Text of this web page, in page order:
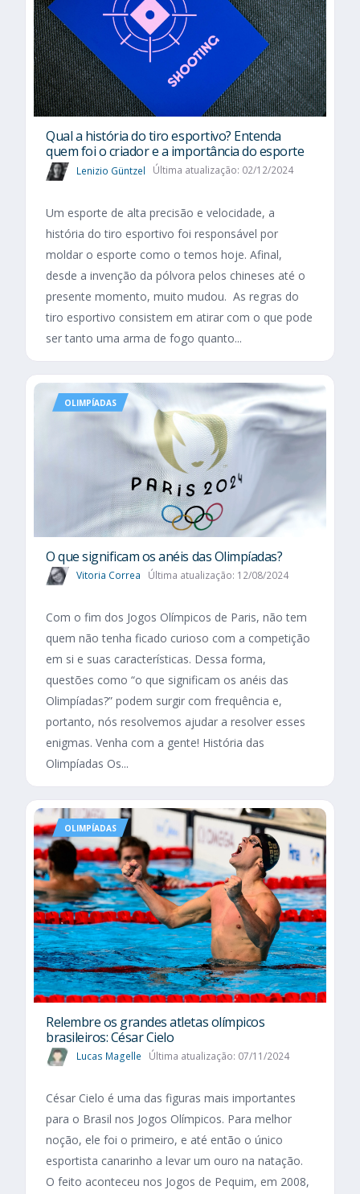
Qual a história do tiro esportivo? Entenda
quem foi o criador e a importância do esporte
Lenizio Güntzel Última atualização: 02/12/2024
Um esporte de alta precisão e velocidade, a
história do tiro esportivo foi responsável por
moldar o esporte como o temos hoje. Afinal,
desde a invenção da pólvora pelos chineses até o
presente momento, muito mudou. As regras do
tiro esportivo consistem em atirar com o que pode
ser tanto uma arma de fogo quanto...
OLIMPÍADAS
O que significam os anéis das Olimpíadas?
Vitoria Correa Última atualização: 12/08/2024
Com o fim dos Jogos Olímpicos de Paris, não tem
quem não tenha ficado curioso com a competição
em si e suas características. Dessa forma,
questões como “o que significam os anéis das
Olimpíadas?” podem surgir com frequência e,
portanto, nós resolvemos ajudar a resolver esses
enigmas. Venha com a gente! História das
Olimpíadas Os...
OLIMPÍADAS
Relembre os grandes atletas olímpicos
brasileiros: César Cielo
Lucas Magelle Última atualização: 07/11/2024
César Cielo é uma das figuras mais importantes
para o Brasil nos Jogos Olímpicos. Para melhor
noção, ele foi o primeiro, e até então o único
esportista canarinho a levar um ouro na natação.
O feito aconteceu nos Jogos de Pequim, em 2008,